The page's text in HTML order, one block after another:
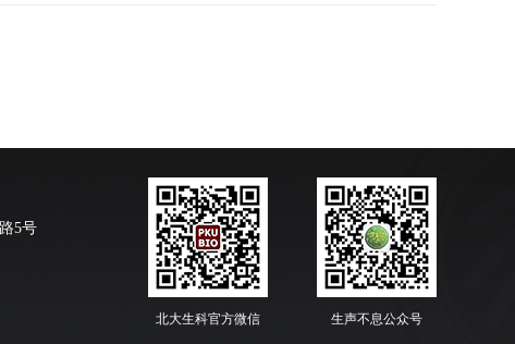
5号
北大生科官方微信 生声不息公众号